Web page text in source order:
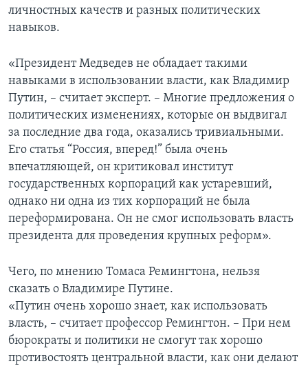
личностных качеств и разных политических
навыков.
«Президент Медведев не обладает такими
навыками в использовании власти, как Владимир
Путин, – считает эксперт. – Многие предложения о
политических изменениях, которые он выдвигал
за последние два года, оказались тривиальными.
Его статья “Россия, вперед!” была очень
впечатляющей, он критиковал институт
государственных корпораций как устаревший,
однако ни одна из тих корпораций не была
переформирована. Он не смог использовать власть
президента для проведения крупных реформ».
Чего, по мнению Томаса Ремингтона, нельзя
сказать о Владимире Путине.
«Путин очень хорошо знает, как использовать
власть, – считает профессор Ремингтон. – При нем
бюрократы и политики не смогут так хорошо
противостоять центральной власти, как они делают